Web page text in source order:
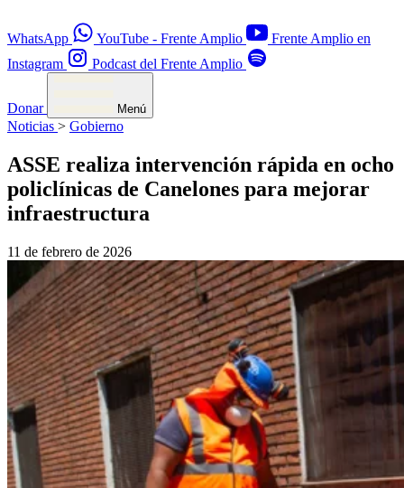
WhatsApp YouTube - Frente Amplio
Frente Amplio en
Instagram
Podcast del Frente Amplio
Donar Menú
Noticias > Gobierno
ASSE realiza intervención rápida en ocho
policlínicas de Canelones para mejorar
infraestructura
11 de febrero de 2026